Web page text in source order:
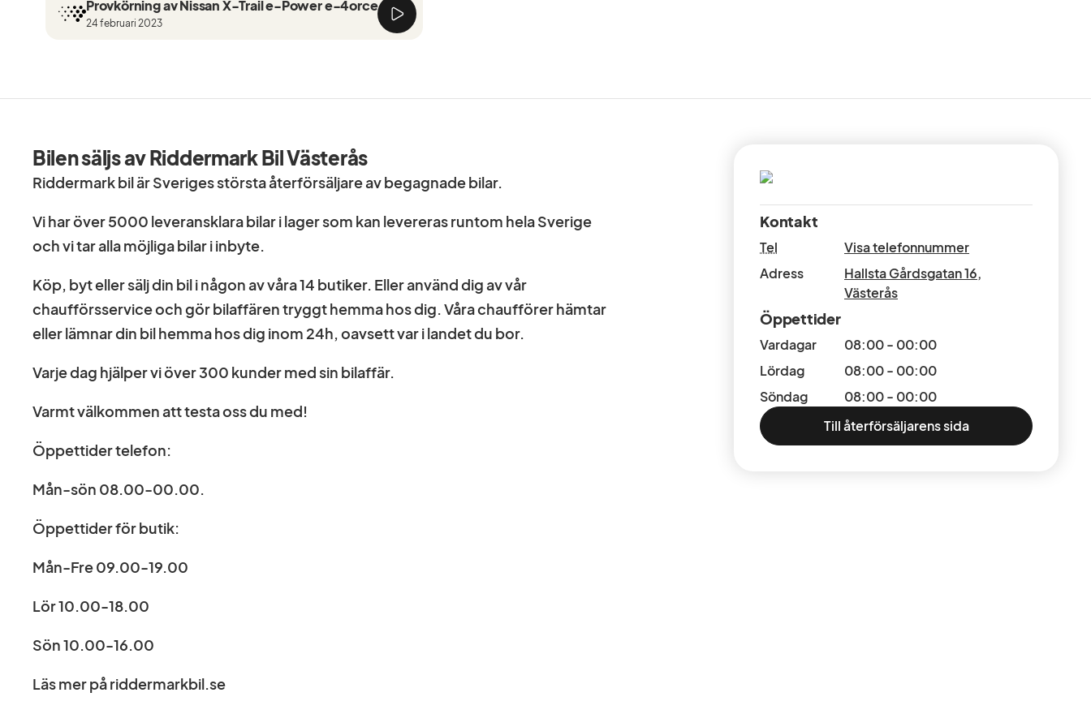
försäkring från Folksam.
Utrustning/Tillbehör:
Tekna,7-Sits,Motorvärmare,Kupévärmare,Panoramaglastak,Soltak/glastak,360°
bak,Navigation,Döda vinkeln varnare,Skinnklädsel,Läderinteriör,Klädsel
(helskinn),Keyless system,Elektrisk bagagelucka,Farthållare,Multifunktionsratt,AC
och klimatanläggning,ACC/Klimatanläggning,Bluetooth,12V-uttag,Fjärrstyrt
centrallås,Avstängningsbar airbag,ISOFIX,Elhissar fram och bak,Elinfällbara
sidospeglar,Sätesvärme fram,Start/stopp-funktion,Svensksåld,Blå
kaross,Aircondition,Parkeringssensor bak,Helskinn
Provkörning av Nissan X-Trail e-Power e-4orce
24 februari 2023
Bilen säljs av Riddermark Bil Västerås
Riddermark bil är Sveriges största återförsäljare av begagnade bilar.
Vi har över 5000 leveransklara bilar i lager som kan levereras runtom hela Sverige
och vi tar alla möjliga bilar i inbyte.
Köp, byt eller sälj din bil i någon av våra 14 butiker. Eller använd dig av vår
chaufförsservice och gör bilaffären tryggt hemma hos dig. Våra chaufförer hämtar
eller lämnar din bil hemma hos dig inom 24h, oavsett var i landet du bor.
Varje dag hjälper vi över 300 kunder med sin bilaffär.
Varmt välkommen att testa oss du med!
Öppettider telefon:
Mån-sön 08.00-00.00.
Öppettider för butik:
Mån-Fre 09.00-19.00
Lör 10.00-18.00
Sön 10.00-16.00
Läs mer på riddermarkbil.se
Kontakt
Tel
Visa telefonnummer
Adress
Hallsta Gårdsgatan 16,
Västerås
Öppettider
Vardagar
08:00 - 00:00
Lördag
08:00 - 00:00
Söndag
08:00 - 00:00
Till återförsäljarens sida